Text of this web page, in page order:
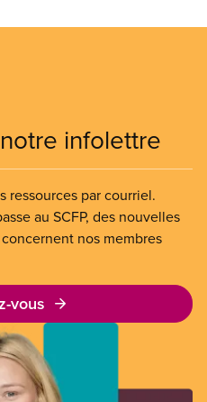
infolettre
ressources par courriel.
au SCFP, des nouvelles
nos membres
vous